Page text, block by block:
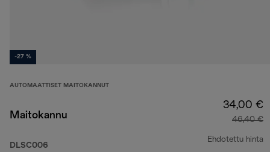
-27 %
AUTOMAATTISET MAITOKANNUT
Maitokannu
DLSC006
34,00 €
46,40 €
Ehdotettu hinta